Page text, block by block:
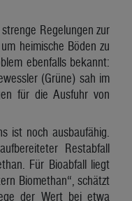
Regelungen zur
heimische Böden zu
ebenfalls bekannt:
(Grüne) sah im
für die Ausfuhr von
ist noch ausbaufähig.
Restabfall
Für Bioabfall liegt
Biomethan“, schätzt
der Wert bei etwa